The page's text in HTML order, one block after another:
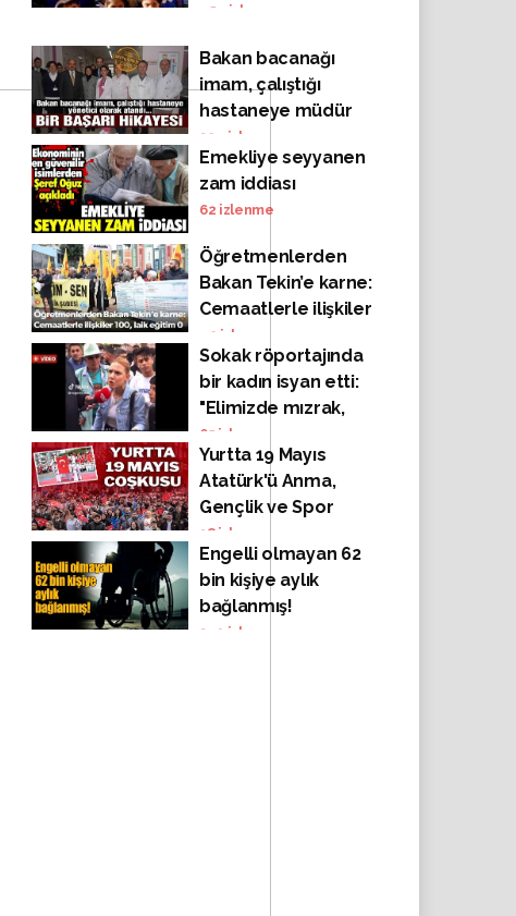
454 izlenme
Bakan bacanağı
imam, çalıştığı
hastaneye müdür
yardımcısı oldu!
324 izlenme
Emekliye seyyanen
zam iddiası
62 izlenme
Öğretmenlerden
Bakan Tekin’e karne:
Cemaatlerle ilişkiler
100, laik eğitim 0
42 izlenme
Sokak röportajında
bir kadın isyan etti:
"Elimizde mızrak,
g...müzde yaprakla
mamut mu
avlayalım!"
65 izlenme
Yurtta 19 Mayıs
Atatürk'ü Anma,
Gençlik ve Spor
Bayramı coşkusu
38izlenme
Engelli olmayan 62
bin kişiye aylık
bağlanmış!
349 izlenme